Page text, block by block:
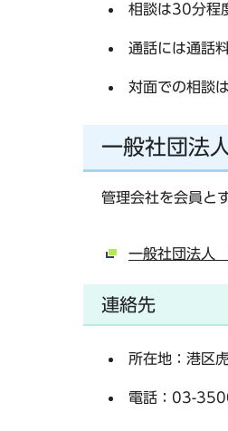
相談は30分程
通話には通話
対面での相談
一般社団法
管理会社を会員と
一般社団法人
連絡先
所在地：港区
電話：03-